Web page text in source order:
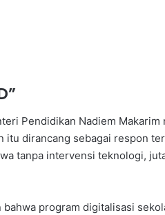
Pendidikan Nadiem Makarim
dirancang sebagai respon
tanpa intervensi teknologi,
program digitalisasi